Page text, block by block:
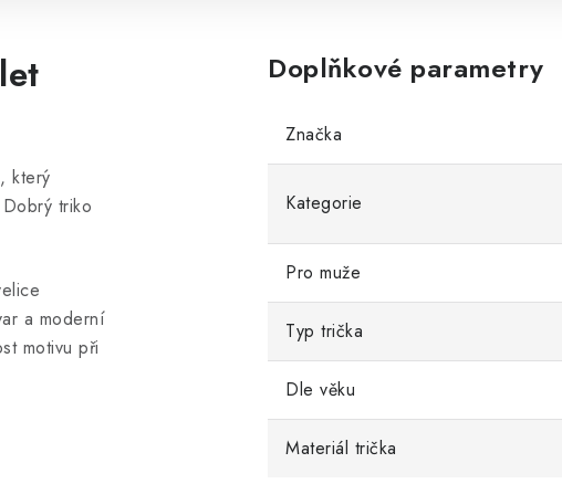
který
triko
a moderní
motivu při
Doplňkové parametry
Značka
Kategorie
Pro muže
Typ trička
Dle věku
Materiál trička